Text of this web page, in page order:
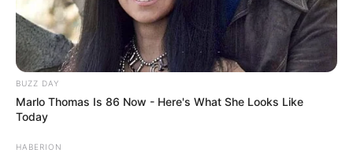
BUZZ DAY
Marlo Thomas Is 86 Now - Here's What She Looks Like
Today
HABERION